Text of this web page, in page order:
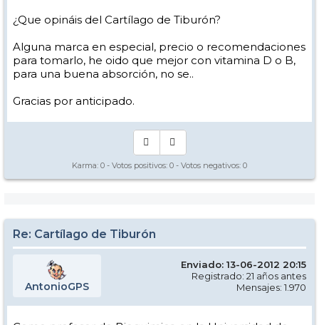
¿Que opináis del Cartílago de Tiburón?
Alguna marca en especial, precio o recomendaciones
para tomarlo, he oido que mejor con vitamina D o B,
para una buena absorción, no se..
Gracias por anticipado.
Karma: 0 - Votos positivos: 0 - Votos negativos: 0
Re: Cartílago de Tiburón
AntonioGPS
Enviado: 13-06-2012 20:15
Registrado: 21 años antes
Mensajes: 1.970